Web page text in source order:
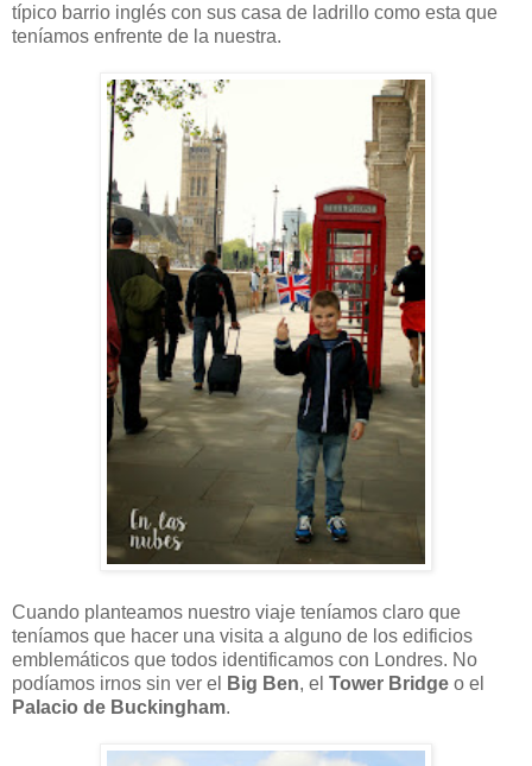
típico barrio inglés con sus casa de ladrillo como esta que
teníamos enfrente de la nuestra.
Cuando planteamos nuestro viaje teníamos claro que
teníamos que hacer una visita a alguno de los edificios
emblemáticos que todos identificamos con Londres. No
podíamos irnos sin ver el
Big Ben, el Tower Bridge o el
Palacio de Buckingham.